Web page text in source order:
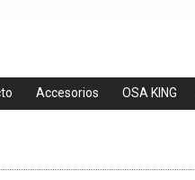
Accesorios OSA KING